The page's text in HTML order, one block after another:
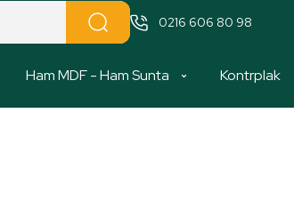
0216 606 80 98
Ham MDF - Ham Sunta Kontrplak